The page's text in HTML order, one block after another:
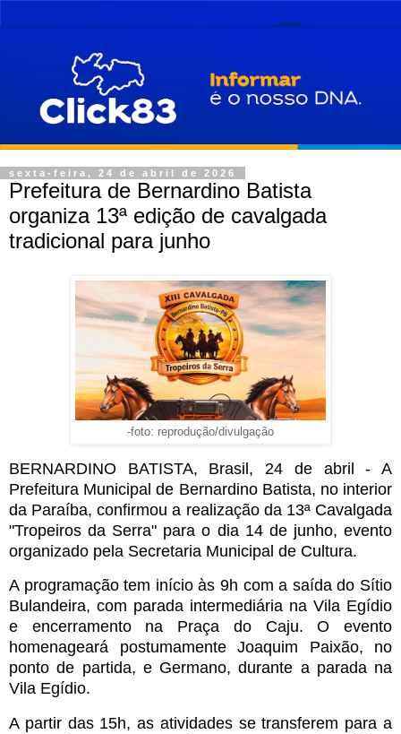
sexta-feira, 24 de abril de 2026
Prefeitura de Bernardino Batista
organiza 13ª edição de cavalgada
tradicional para junho
-foto: reprodução/divulgação
BERNARDINO BATISTA, Brasil, 24 de abril - A
Prefeitura Municipal de Bernardino Batista, no interior
da Paraíba, confirmou a realização da 13ª Cavalgada
"Tropeiros da Serra" para o dia 14 de junho, evento
organizado pela Secretaria Municipal de Cultura.
A programação tem início às 9h com a saída do Sítio
Bulandeira, com parada intermediária na Vila Egídio
e encerramento na Praça do Caju. O evento
homenageará postumamente Joaquim Paixão, no
ponto de partida, e Germano, durante a parada na
Vila Egídio.
A partir das 15h, as atividades se transferem para a